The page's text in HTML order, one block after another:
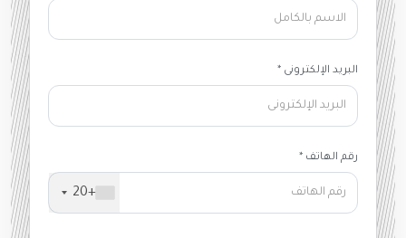
البريد الإلكترونى *
رقم الهاتف *
+20